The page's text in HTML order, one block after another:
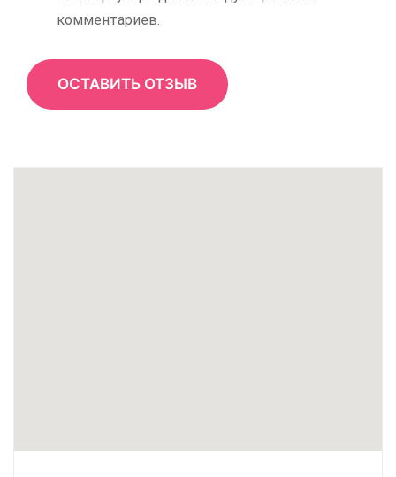
ОСТАВИТЬ ОТЗЫВ
комментариев.